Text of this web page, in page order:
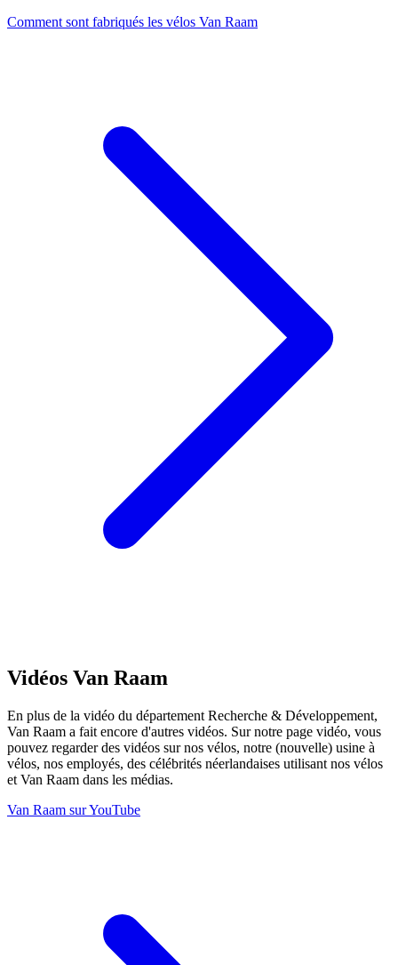
Comment sont fabriqués les vélos Van Raam
Vidéos Van Raam
En plus de la vidéo du département Recherche & Développement,
Van Raam a fait encore d'autres vidéos. Sur notre page vidéo, vous
pouvez regarder des vidéos sur nos vélos, notre (nouvelle) usine à
vélos, nos employés, des célébrités néerlandaises utilisant nos vélos
et Van Raam dans les médias.
Van Raam sur YouTube